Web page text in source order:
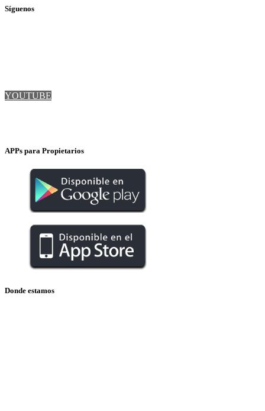
Síguenos
YOUTUBE
APPs para Propietarios
Donde estamos